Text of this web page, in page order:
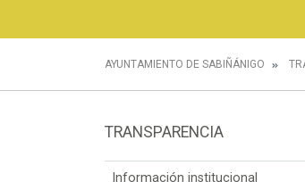
AYUNTAMIENTO DE SABIÑÁNIGO
TRANSPARENCIA
Información institucional